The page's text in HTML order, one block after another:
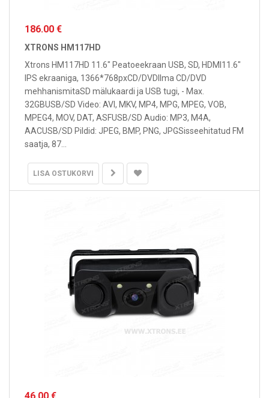
186.00 €
XTRONS HM117HD
Xtrons HM117HD 11.6" Peatoeekraan USB, SD, HDMI11.6"
IPS ekraaniga, 1366*768pxCD/DVDIlma CD/DVD
mehhanismitaSD mälukaardi ja USB tugi, - Max.
32GBUSB/SD Video: AVI, MKV, MP4, MPG, MPEG, VOB,
MPEG4, MOV, DAT, ASFUSB/SD Audio: MP3, M4A,
AACUSB/SD Pildid: JPEG, BMP, PNG, JPGSisseehitatud FM
saatja, 87...
LISA OSTUKORVI